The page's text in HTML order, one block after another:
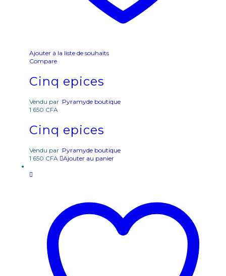
Ajouter à la liste de souhaits
Compare
Cinq epices
Vendu par :Pyramyde boutique
1 650 CFA
Cinq epices
Vendu par :Pyramyde boutique
1 650 CFA Ajouter au panier